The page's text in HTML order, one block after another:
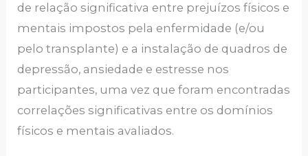
de relação significativa entre prejuízos físicos e
mentais impostos pela enfermidade (e/ou
pelo transplante) e a instalação de quadros de
depressão, ansiedade e estresse nos
participantes, uma vez que foram encontradas
correlações significativas entre os domínios
físicos e mentais avaliados.